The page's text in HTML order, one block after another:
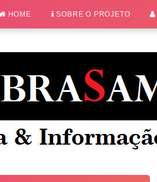
HOME SOBRE O PROJETO